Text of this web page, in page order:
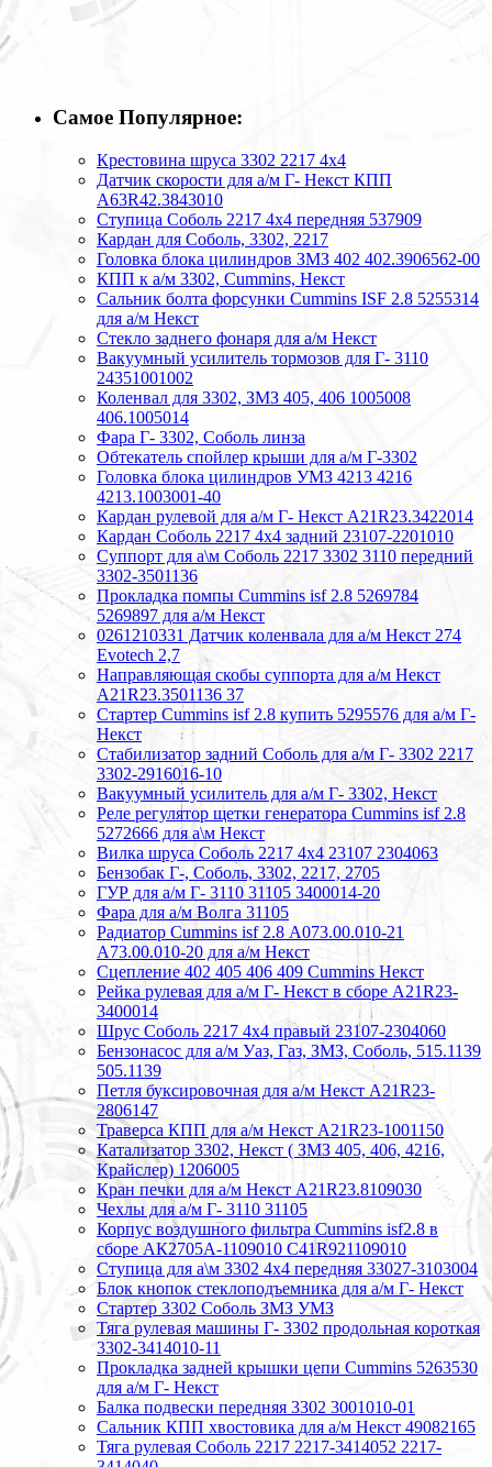
Самое Популярное:
Крестовина шруса 3302 2217 4х4
Датчик скорости для а/м Г- Некст КПП
А63R42.3843010
Ступица Соболь 2217 4х4 передняя 537909
Кардан для Соболь, 3302, 2217
Головка блока цилиндров ЗМЗ 402 402.3906562-00
КПП к а/м 3302, Cummins, Некст
Сальник болта форсунки Cummins ISF 2.8 5255314
для а/м Некст
Стекло заднего фонаря для а/м Некст
Вакуумный усилитель тормозов для Г- 3110
24351001002
Коленвал для 3302, ЗМЗ 405, 406 1005008
406.1005014
Фара Г- 3302, Соболь линза
Обтекатель спойлер крыши для а/м Г-3302
Головка блока цилиндров УМЗ 4213 4216
4213.1003001-40
Кардан рулевой для а/м Г- Некст А21R23.3422014
Кардан Соболь 2217 4х4 задний 23107-2201010
Суппорт для а\м Соболь 2217 3302 3110 передний
3302-3501136
Прокладка помпы Cummins isf 2.8 5269784
5269897 для а/м Некст
0261210331 Датчик коленвала для а/м Некст 274
Evotech 2,7
Направляющая скобы суппорта для а/м Некст
A21R23.3501136 37
Стартер Cummins isf 2.8 купить 5295576 для а/м Г-
Некст
Стабилизатор задний Соболь для а/м Г- 3302 2217
3302-2916016-10
Вакуумный усилитель для а/м Г- 3302, Некст
Реле регулятор щетки генератора Cummins isf 2.8
5272666 для а\м Некст
Вилка шруса Соболь 2217 4х4 23107 2304063
Бензобак Г-, Соболь, 3302, 2217, 2705
ГУР для а/м Г- 3110 31105 3400014-20
Фара для а/м Волга 31105
Радиатор Cummins isf 2.8 А073.00.010-21
А73.00.010-20 для а/м Некст
Сцепление 402 405 406 409 Cummins Некст
Рейка рулевая для а/м Г- Некст в сборе А21R23-
3400014
Шрус Соболь 2217 4х4 правый 23107-2304060
Бензонасос для а/м Уаз, Газ, ЗМЗ, Соболь, 515.1139
505.1139
Петля буксировочная для а/м Некст A21R23-
2806147
Траверса КПП для а/м Некст A21R23-1001150
Катализатор 3302, Некст ( ЗМЗ 405, 406, 4216,
Крайслер) 1206005
Кран печки для а/м Некст A21R23.8109030
Чехлы для а/м Г- 3110 31105
Корпус воздушного фильтра Cummins isf2.8 в
сборе АК2705А-1109010 С41R921109010
Ступица для а\м 3302 4х4 передняя 33027-3103004
Блок кнопок стеклоподъемника для а/м Г- Некст
Стартер 3302 Соболь ЗМЗ УМЗ
Тяга рулевая машины Г- 3302 продольная короткая
3302-3414010-11
Прокладка задней крышки цепи Cummins 5263530
для а/м Г- Некст
Балка подвески передняя 3302 3001010-01
Сальник КПП хвостовика для а/м Некст 49082165
Тяга рулевая Соболь 2217 2217-3414052 2217-